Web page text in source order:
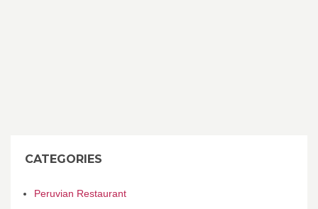
CATEGORIES
Peruvian Restaurant